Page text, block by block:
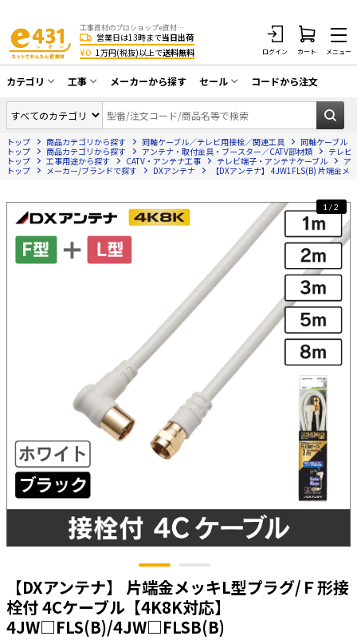
工事資材のプロショップe資材 CATV・アンテナ・防犯・光・LAN・電気・空調工事など
営業日は13時まで当日出荷
¥0 1万円(税抜)以上で送料無料 ログイン カート メニュー
カテゴリ
同軸ケーブル／テレビ用接栓／関連工具
アンテナ・取付金具・ブースター／CATV
部材類
配線補助具（モール・結束バンド・テー
防犯工事関連
HDMIケーブル・周辺機器／RCAケーブル
電話線／コネクタ／アダプタ
LANケーブル・コネクタ・関連資材/機器
エアコン・換気扇・空調資材
太陽光発電ケーブル・コネクタ・関連資
電源ケーブル／コネクタ／分電盤／ブレ
ーカ
照明・照明器具
スイッチ・コンセント（配線器具）
PF管/FEP管/CD管/情報線保護管
ボックス・ビニル電線管付属品・引き込
みカバー
工具関連
工事
CATV・アンテナ工事
光工事・FTTH工事
エアコン・換気扇工事
防犯カメラ工事
LAN配線工事
電話工事
EV充電設備工事
照明設置工事
太陽光発電工事
ホテル・病院向け
メーカーから探す セール
在庫一掃セール
コードから注文
トップ 商品カテゴリから探す 同軸ケーブル／テレビ用接栓／関連工具
同軸ケーブル
トップ
商品カテゴリから探す アンテナ・取付金具・ブースター／CATV部材類
テレビ
トップ
工事用途から探す CATV・アンテナ工事 テレビ端子・アンテナケーブル
ア
トップ
メーカー/ブランドで探す DXアンテナ 【DXアンテナ】 4JW1FLS(B) 片端金
【DXアンテナ】 片端金メッキL型プラグ/Ｆ形接
栓付 4Cケーブル【4K8K対応】
4JW□FLS(B)/4JW□FLSB(B)
1/2